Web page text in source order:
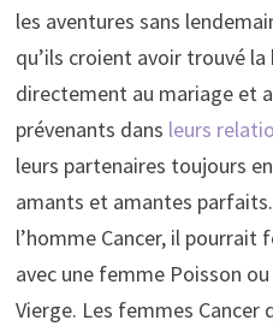
les aventures sans
qu’ils croient avoir trouvé
directement au mariage et
prévenants dans leurs
leurs partenaires toujours
amants et amantes
l’homme Cancer, il
avec une femme Poisson
Vierge. Les femmes